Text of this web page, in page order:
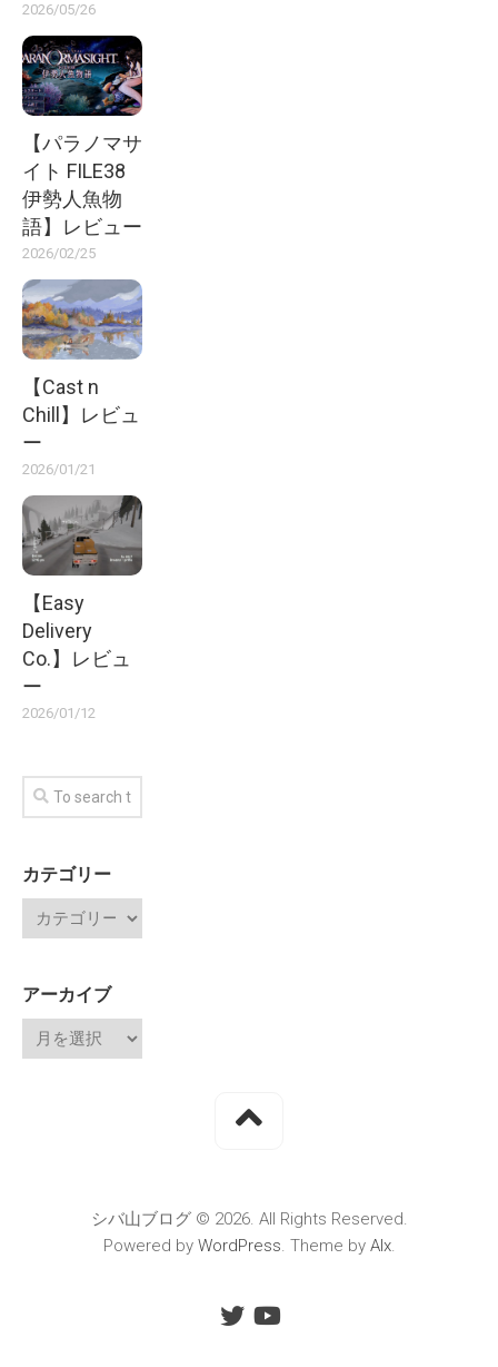
2026/05/26
【パラノマサ
イト FILE38
伊勢人魚物
語】レビュー
2026/02/25
【Cast n
Chill】レビュ
ー
2026/01/21
【Easy
Delivery
Co.】レビュ
ー
2026/01/12
カテゴリー
アーカイブ
シバ山ブログ © 2026. All Rights Reserved.
Powered by WordPress. Theme by Alx.